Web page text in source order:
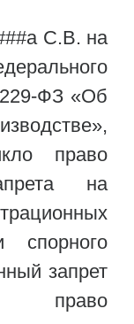
С.В. на
ФЗ «Об
право
на
спорного
запрет
право